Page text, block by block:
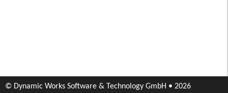
© Dynamic Works Software & Technology GmbH • 2026